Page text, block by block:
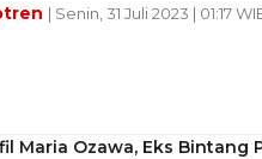
| Senin, 31 Juli 2023 | 01:17
Maria Ozawa, Eks Bintang